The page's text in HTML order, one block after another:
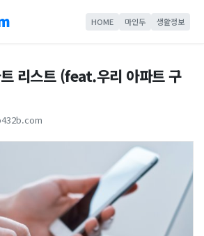
HOME 마인두 생활정보
리스트 (feat.우리 아파트 구